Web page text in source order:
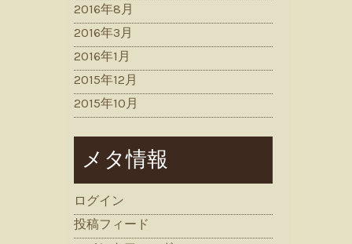
2016年8月
2016年3月
2016年1月
2015年12月
2015年10月
メタ情報
ログイン
投稿フィード